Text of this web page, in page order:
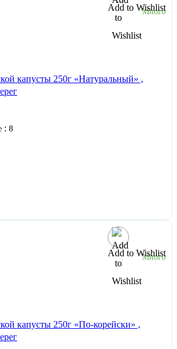
Add to Wishlist
Много
капусты 250г «Натуральный» ,
: 8
Add to Wishlist
Много
капусты 250г «По-корейски» ,